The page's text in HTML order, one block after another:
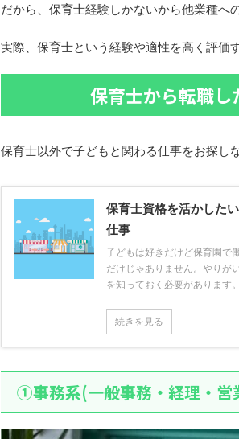
だから、保育士経験しかないから他業種へ
実際、保育士という経験や適性を高く評価
保育士から転職
保育士以外で子どもと関わる仕事をお探し
保育士資格を活かした
仕事
子どもは好きだけど保育園で
だけじゃありません。やりが
を知っておく必要があります
続きを見る
①事務系(一般事務・経理・営